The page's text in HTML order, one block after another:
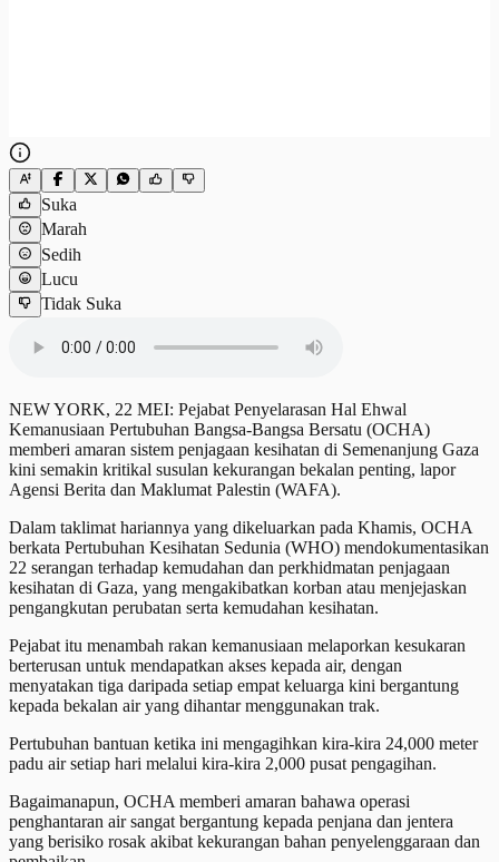
Suka
Marah
Sedih
Lucu
Tidak Suka
NEW YORK, 22 MEI: Pejabat Penyelarasan Hal Ehwal
Kemanusiaan Pertubuhan Bangsa-Bangsa Bersatu (OCHA)
memberi amaran sistem penjagaan kesihatan di Semenanjung Gaza
kini semakin kritikal susulan kekurangan bekalan penting, lapor
Agensi Berita dan Maklumat Palestin (WAFA).
Dalam taklimat hariannya yang dikeluarkan pada Khamis, OCHA
berkata Pertubuhan Kesihatan Sedunia (WHO) mendokumentasikan
22 serangan terhadap kemudahan dan perkhidmatan penjagaan
kesihatan di Gaza, yang mengakibatkan korban atau menjejaskan
pengangkutan perubatan serta kemudahan kesihatan.
Pejabat itu menambah rakan kemanusiaan melaporkan kesukaran
berterusan untuk mendapatkan akses kepada air, dengan
menyatakan tiga daripada setiap empat keluarga kini bergantung
kepada bekalan air yang dihantar menggunakan trak.
Pertubuhan bantuan ketika ini mengagihkan kira-kira 24,000 meter
padu air setiap hari melalui kira-kira 2,000 pusat pengagihan.
Bagaimanapun, OCHA memberi amaran bahawa operasi
penghantaran air sangat bergantung kepada penjana dan jentera
yang berisiko rosak akibat kekurangan bahan penyelenggaraan dan